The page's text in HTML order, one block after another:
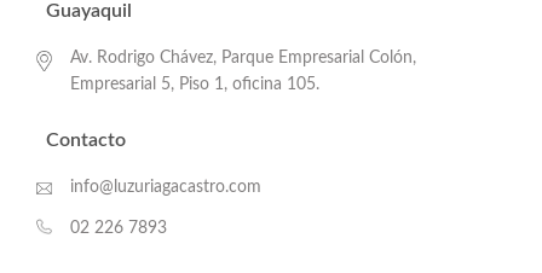
Guayaquil
Av. Rodrigo Chávez, Parque Empresarial Colón,
Empresarial 5, Piso 1, oficina 105.
Contacto
info@luzuriagacastro.com
02 226 7893